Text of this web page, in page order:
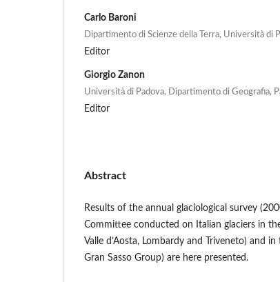
Carlo Baroni
Dipartimento di Scienze della Terra, Università di
Editor
Giorgio Zanon
Università di Padova, Dipartimento di Geografia,
Editor
Abstract
Results of the annual glaciological survey
Committee conducted on Italian glaciers in
Valle d’Aosta, Lombardy and Triveneto) and
Gran Sasso Group) are here presented.